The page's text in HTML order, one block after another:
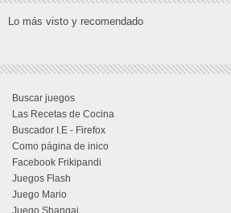
Lo más visto y recomendado
Buscar juegos
Las Recetas de Cocina
Buscador I.E - Firefox
Como página de inico
Facebook Frikipandi
Juegos Flash
Juego Mario
Juego Shangai